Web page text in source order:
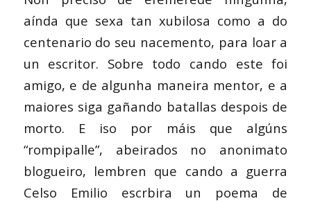
aínda que sexa tan xubilosa como a do
centenario do seu nacemento, para loar a
un escritor. Sobre todo cando este foi
amigo, e de algunha maneira mentor, e a
maiores siga gañando batallas despois de
morto. E iso por máis que algúns
“rompipalle”, abeirados no anonimato
blogueiro, lembren que cando a guerra
Celso Emilio escrbira un poema de